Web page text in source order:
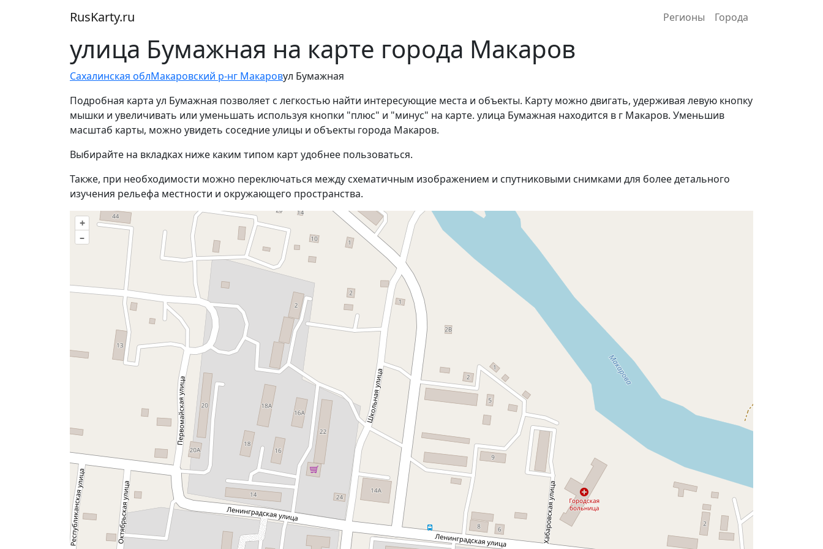
RusKarty.ru Регионы Города
улица Бумажная на карте города Макаров
Сахалинская облМакаровский р-нг Макаровул Бумажная
Подробная карта ул Бумажная позволяет с легкостью найти интересующие места и объекты. Карту можно двигать, удерживая левую кнопку
мышки и увеличивать или уменьшать используя кнопки "плюс" и "минус" на карте. улица Бумажная находится в г Макаров. Уменьшив
масштаб карты, можно увидеть соседние улицы и объекты города Макаров.
Выбирайте на вкладках ниже каким типом карт удобнее пользоваться.
Также, при необходимости можно переключаться между схематичным изображением и спутниковыми снимками для более детального
изучения рельефа местности и окружающего пространства.
+
–